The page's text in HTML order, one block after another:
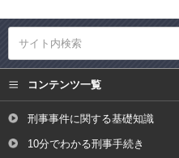
コンテンツ一覧
刑事事件に関する基礎知識
10分でわかる刑事手続き